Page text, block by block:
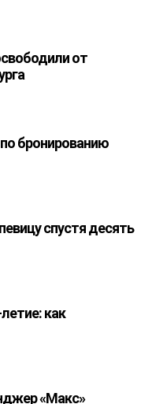
от
бронированию
спустя десять
как
«Макс»